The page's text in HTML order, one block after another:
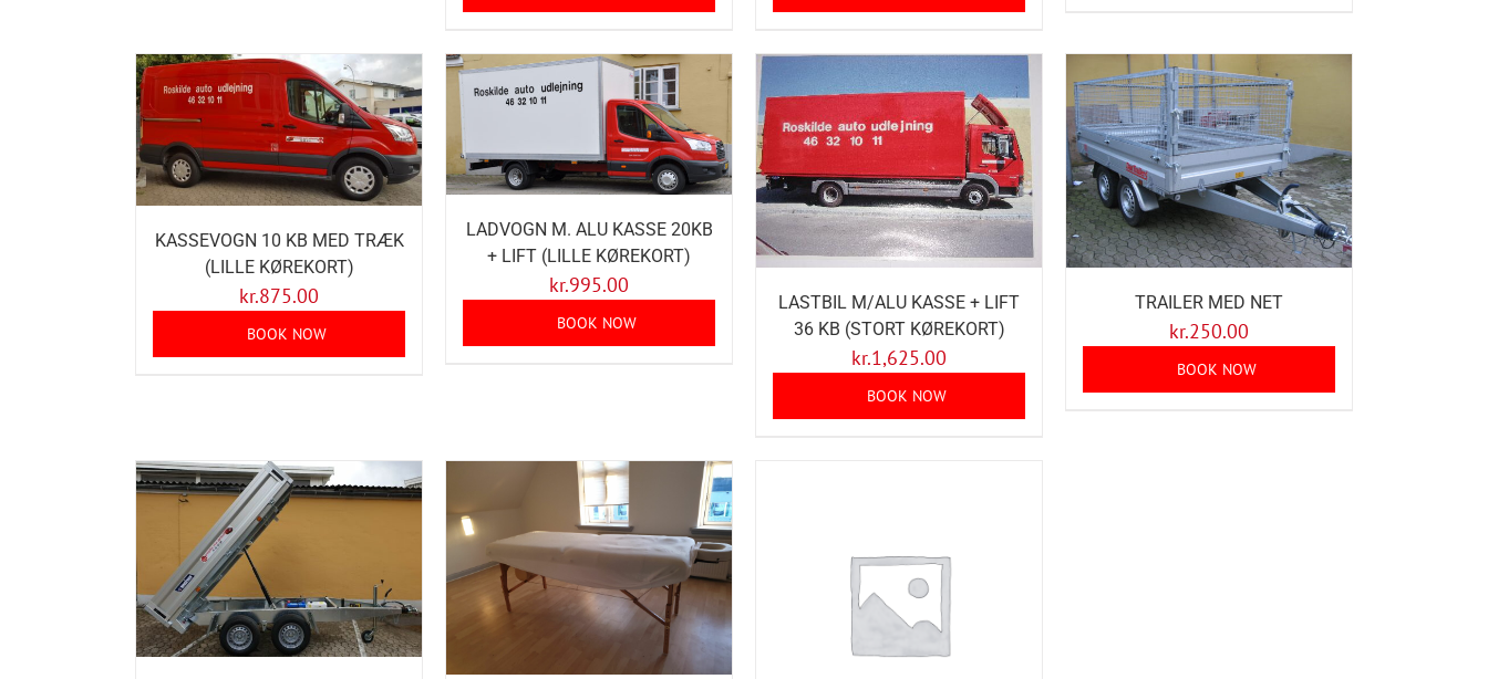
KASSEVOGN 10 KB MED TRÆK
(LILLE KØREKORT)
kr.875.00
BOOK NOW
LADVOGN M. ALU KASSE 20KB
+ LIFT (LILLE KØREKORT)
kr.995.00
BOOK NOW
LASTBIL M/ALU KASSE + LIFT
36 KB (STORT KØREKORT)
kr.1,625.00
BOOK NOW
TRAILER MED NET
kr.250.00
BOOK NOW